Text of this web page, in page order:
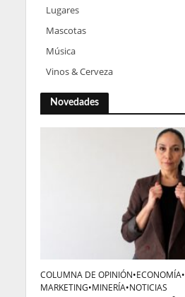
Lugares
Mascotas
Música
Vinos & Cerveza
Novedades
COLUMNA DE OPINIÓN•ECONOMÍA•
MARKETING•MINERÍA•NOTICIAS